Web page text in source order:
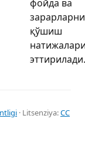
фойда ва
зарарларни
қўшиш
эттирилади.
· Litsenziya:CC